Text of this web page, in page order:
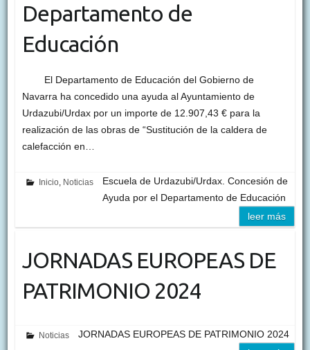
Departamento de
Educación
El Departamento de Educación del Gobierno de
Navarra ha concedido una ayuda al Ayuntamiento de
Urdazubi/Urdax por un importe de 12.907,43 € para la
realización de las obras de “Sustitución de la caldera de
calefacción en…
Inicio, Noticias
Escuela de Urdazubi/Urdax. Concesión de
Ayuda por el Departamento de Educación
leer más
JORNADAS EUROPEAS DE
PATRIMONIO 2024
Noticias
JORNADAS EUROPEAS DE PATRIMONIO 2024